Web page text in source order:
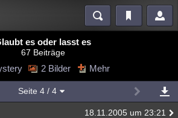
Blogs
Mystery Kriminalfälle
es oder lasst es
67 Beiträge
2 Bilder Mehr
Seite 4/ 4
18.11.2005 um 23:21